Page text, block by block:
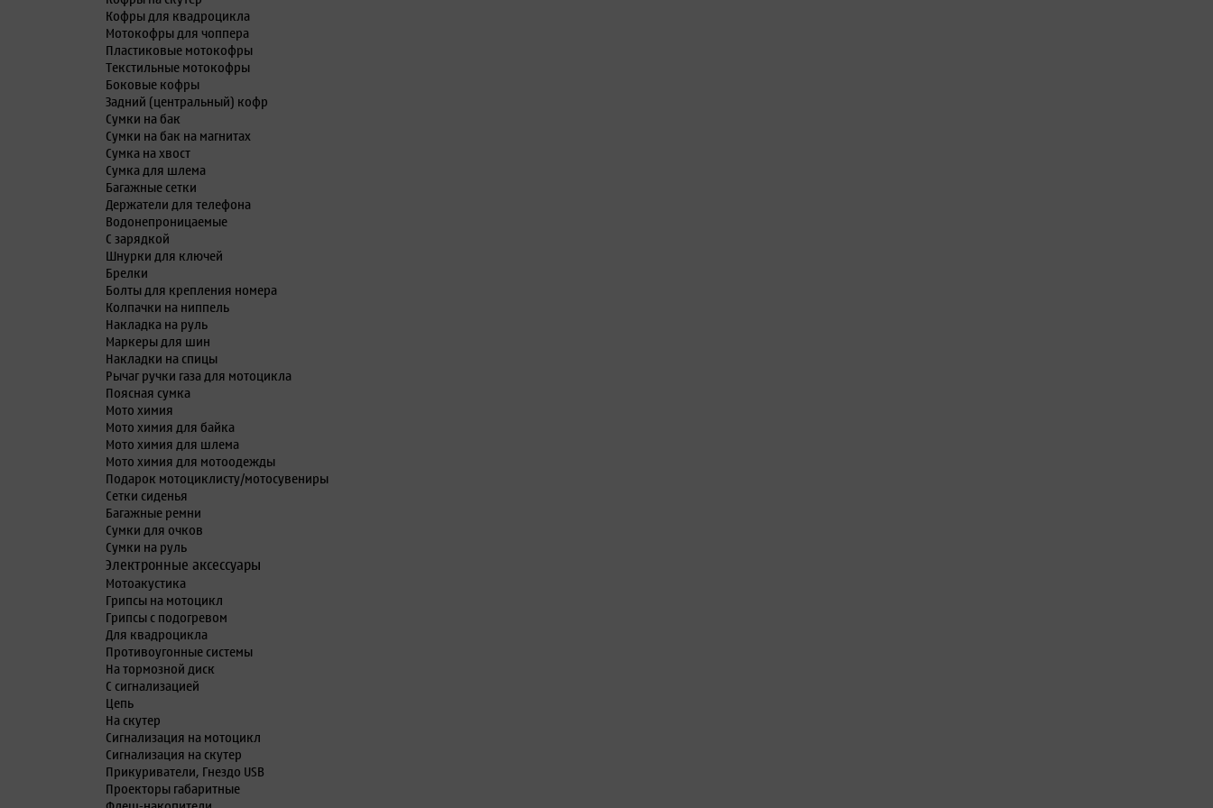
Кофры для квадроцикла
Мотокофры для чоппера
Пластиковые мотокофры
Текстильные мотокофры
Боковые кофры
Задний (центральный) кофр
Сумки на бак
Сумки на бак на магнитах
Сумка на хвост
Сумка для шлема
Багажные сетки
Держатели для телефона
Водонепроницаемые
С зарядкой
Шнурки для ключей
Брелки
Болты для крепления номера
Колпачки на ниппель
Накладка на руль
Маркеры для шин
Накладки на спицы
Рычаг ручки газа для мотоцикла
Поясная сумка
Мото химия
Мото химия для байка
Мото химия для шлема
Мото химия для мотоодежды
Подарок мотоциклисту/мотосувениры
Сетки сиденья
Багажные ремни
Сумки для очков
Сумки на руль
Электронные аксессуары
Мотоакустика
Грипсы на мотоцикл
Грипсы с подогревом
Для квадроцикла
Противоугонные системы
На тормозной диск
С сигнализацией
Цепь
На скутер
Сигнализация на мотоцикл
Сигнализация на скутер
Прикуриватели, Гнездо USB
Проекторы габаритные